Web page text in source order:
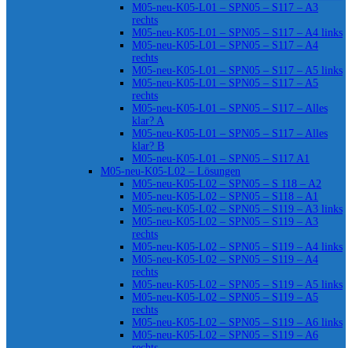
M05-neu-K05-L01 – SPN05 – S117 – A3
rechts
M05-neu-K05-L01 – SPN05 – S117 – A4 links
M05-neu-K05-L01 – SPN05 – S117 – A4
rechts
M05-neu-K05-L01 – SPN05 – S117 – A5 links
M05-neu-K05-L01 – SPN05 – S117 – A5
rechts
M05-neu-K05-L01 – SPN05 – S117 – Alles
klar? A
M05-neu-K05-L01 – SPN05 – S117 – Alles
klar? B
M05-neu-K05-L01 – SPN05 – S117 A1
M05-neu-K05-L02 – Lösungen
M05-neu-K05-L02 – SPN05 – S 118 – A2
M05-neu-K05-L02 – SPN05 – S118 – A1
M05-neu-K05-L02 – SPN05 – S119 – A3 links
M05-neu-K05-L02 – SPN05 – S119 – A3
rechts
M05-neu-K05-L02 – SPN05 – S119 – A4 links
M05-neu-K05-L02 – SPN05 – S119 – A4
rechts
M05-neu-K05-L02 – SPN05 – S119 – A5 links
M05-neu-K05-L02 – SPN05 – S119 – A5
rechts
M05-neu-K05-L02 – SPN05 – S119 – A6 links
M05-neu-K05-L02 – SPN05 – S119 – A6